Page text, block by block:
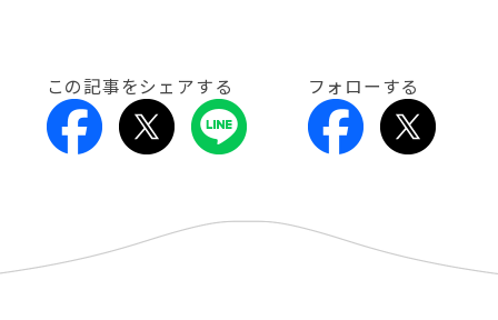
この記事をシェアする フォローする